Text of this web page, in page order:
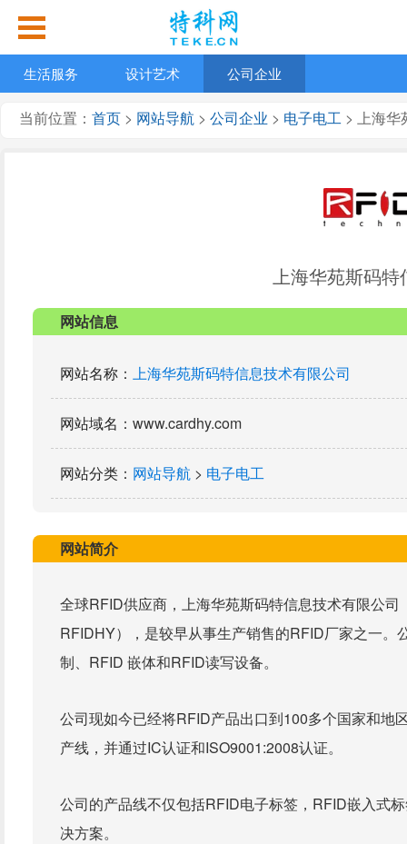
生活服务 设计艺术 公司企业
当前位置： 首页 > 网站导航 > 公司企业 > 电子电工 > 上海华
上海华苑斯码
网站信息
网站名称 ： 上海华苑斯码特信息技术有限公司
网站域名 ：www.cardhy.com
网站分类 ： 网站导航 > 电子电工
网站简介
全球RFID供应商，上海华苑斯码特信息技术有限公
RFIDHY），是较早从事生产销售的RFID厂家之一
制、RFID 嵌体和RFID读写设备。
公司现如今已经将RFID产品出口到100多个国家和地
产线，并通过IC认证和ISO9001:2008认证。
公司的产品线不仅包括RFID电子标签，RFID嵌入式
决方案。